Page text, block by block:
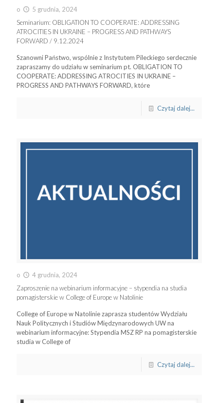
o
5 grudnia, 2024
Seminarium: OBLIGATION TO COOPERATE: ADDRESSING
ATROCITIES IN UKRAINE – PROGRESS AND PATHWAYS
FORWARD / 9.12.2024
Szanowni Państwo, wspólnie z Instytutem Pileckiego serdecznie
zapraszamy do udziału w seminarium pt. OBLIGATION TO
COOPERATE: ADDRESSING ATROCITIES IN UKRAINE –
PROGRESS AND PATHWAYS FORWARD, które
Czytaj dalej...
o
4 grudnia, 2024
Zaproszenie na webinarium informacyjne – stypendia na studia
pomagisterskie w College of Europe w Natolinie
College of Europe w Natolinie zaprasza studentów Wydziału
Nauk Politycznych i Studiów Międzynarodowych UW na
webinarium informacyjne: Stypendia MSZ RP na pomagisterskie
studia w College of
Czytaj dalej...